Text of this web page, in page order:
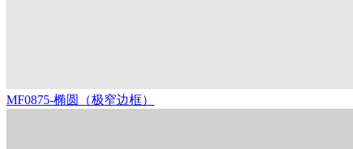
MF0875-椭圆（极窄边框）